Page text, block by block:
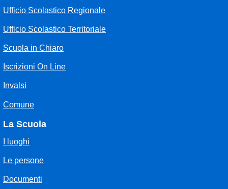
Ufficio Scolastico Regionale
Ufficio Scolastico Territoriale
Scuola in Chiaro
Iscrizioni On Line
Invalsi
Comune
La Scuola
I luoghi
Le persone
Documenti